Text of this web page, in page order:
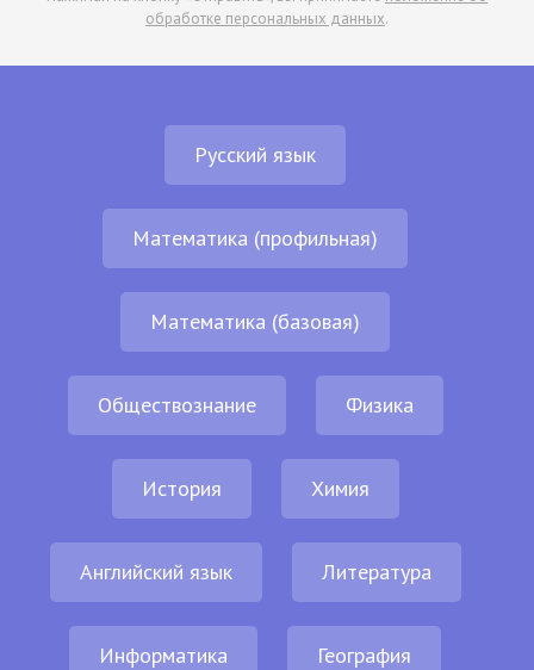
обработке персональных данных.
Русский язык
Математика (профильная)
Математика (базовая)
Обществознание Физика
История Химия
Английский язык Литература
Информатика География